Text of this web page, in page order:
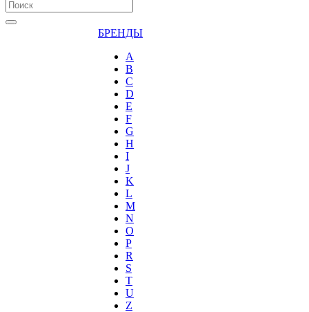
БРЕНДЫ
A
B
C
D
E
F
G
H
I
J
K
L
M
N
O
P
R
S
T
U
Z